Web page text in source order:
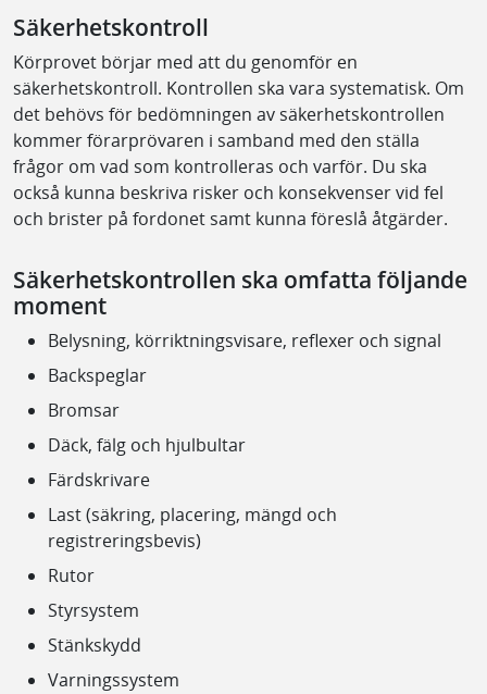
Säkerhetskontroll
Körprovet börjar med att du genomför en
säkerhetskontroll. Kontrollen ska vara systematisk. Om
det behövs för bedömningen av säkerhetskontrollen
kommer förarprövaren i samband med den ställa
frågor om vad som kontrolleras och varför. Du ska
också kunna beskriva risker och konsekvenser vid fel
och brister på fordonet samt kunna föreslå åtgärder.
Säkerhetskontrollen ska omfatta följande
moment
Belysning, körriktningsvisare, reflexer och signal
Backspeglar
Bromsar
Däck, fälg och hjulbultar
Färdskrivare
Last (säkring, placering, mängd och
registreringsbevis)
Rutor
Styrsystem
Stänkskydd
Varningssystem